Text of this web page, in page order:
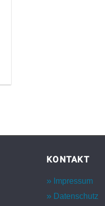
KONTAKT
Impressum
Datenschutz